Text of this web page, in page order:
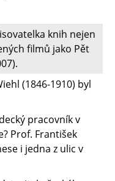
knih nejen
filmů jako Pět
(1846-1910) byl
pracovník v
Prof. František
i jedna z ulic v